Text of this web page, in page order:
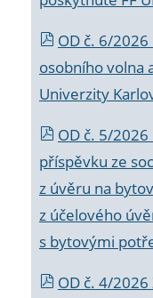
OD č. 6/
osobního volna
Univerzity
OD č. 5/
příspěvku ze
z úvěru na
z účelového
s bytovými
OD č. 4/